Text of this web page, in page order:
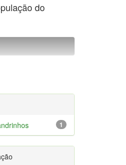
do
1